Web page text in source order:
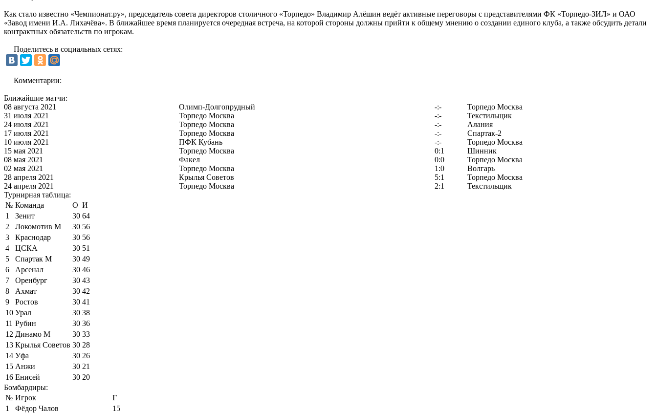
Как стало известно «Чемпионат.ру», председатель совета директоров столичного «Торпедо» Владимир Алёшин ведёт активные переговоры с представителями ФК «Торпедо-ЗИЛ» и ОАО
«Завод имени И.А. Лихачёва». В ближайшее время планируется очередная встреча, на которой стороны должны прийти к общему мнению о создании единого клуба, а также обсудить детали
контрактных обязательств по игрокам.
Поделитесь в социальных сетях:
Комментарии:
Ближайшие матчи:
08 августа 2021
Олимп-Долгопрудный -:-
Торпедо Москва
31 июля 2021
Торпедо Москва -:-
Текстильщик
24 июля 2021
Торпедо Москва -:-
Алания
17 июля 2021
Торпедо Москва -:-
Спартак-2
10 июля 2021
ПФК Кубань -:-
Торпедо Москва
15 мая 2021
Торпедо Москва 0:1
Шинник
08 мая 2021
Факел 0:0
Торпедо Москва
02 мая 2021
Торпедо Москва 1:0
Волгарь
28 апреля 2021
Крылья Советов 5:1
Торпедо Москва
24 апреля 2021
Торпедо Москва 2:1
Текстильщик
Турнирная таблица:
№ Команда О И
1
Зенит 30 64
2
Локомотив М 30 56
3
Краснодар 30 56
4
ЦСКА 30 51
5
Спартак М 30 49
6
Арсенал 30 46
7
Оренбург 30 43
8
Ахмат 30 42
9
Ростов 30 41
10 Урал 30 38
11 Рубин 30 36
12 Динамо М 30 33
13 Крылья Советов 30 28
14 Уфа 30 26
15 Анжи 30 21
16 Енисей 30 20
Бомбардиры:
№ Игрок
Г
1
Фёдор Чалов
15